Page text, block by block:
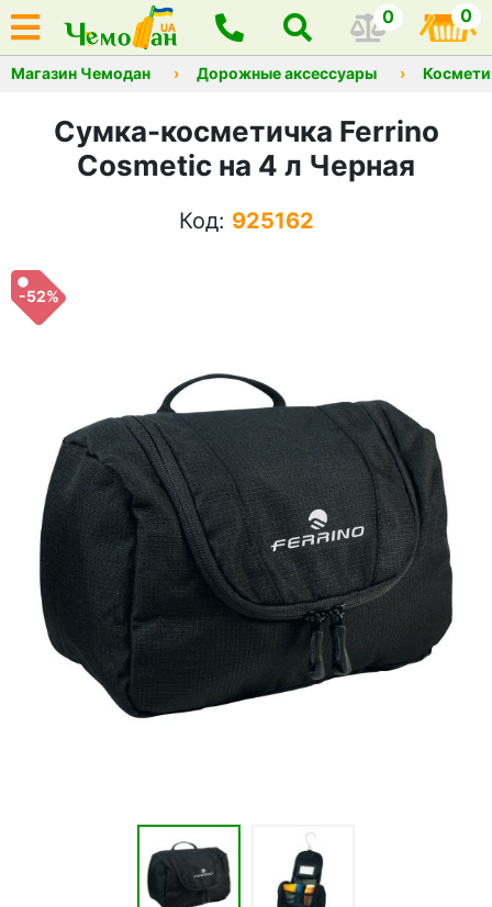
0 0
Магазин Чемодан Дорожные аксессуары
Сумка-косметичка Ferrino
Cosmetic на 4 л Черная
Код: 925162
-52%